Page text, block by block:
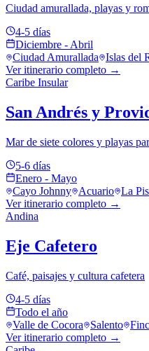
Ciudad amurallada, playas y
4-5 días
Diciembre - Abril
Ciudad Amurallada
Islas del
Ver itinerario completo →
Caribe Insular
San Andrés y
Mar de siete colores y playas
5-6 días
Enero - Mayo
Cayo Johnny
Acuario La
Ver itinerario completo →
Andina
Eje Cafetero
Café, paisajes y cultura cafetera
4-5 días
Todo el año
Valle de Cocora
Salento
Ver itinerario completo →